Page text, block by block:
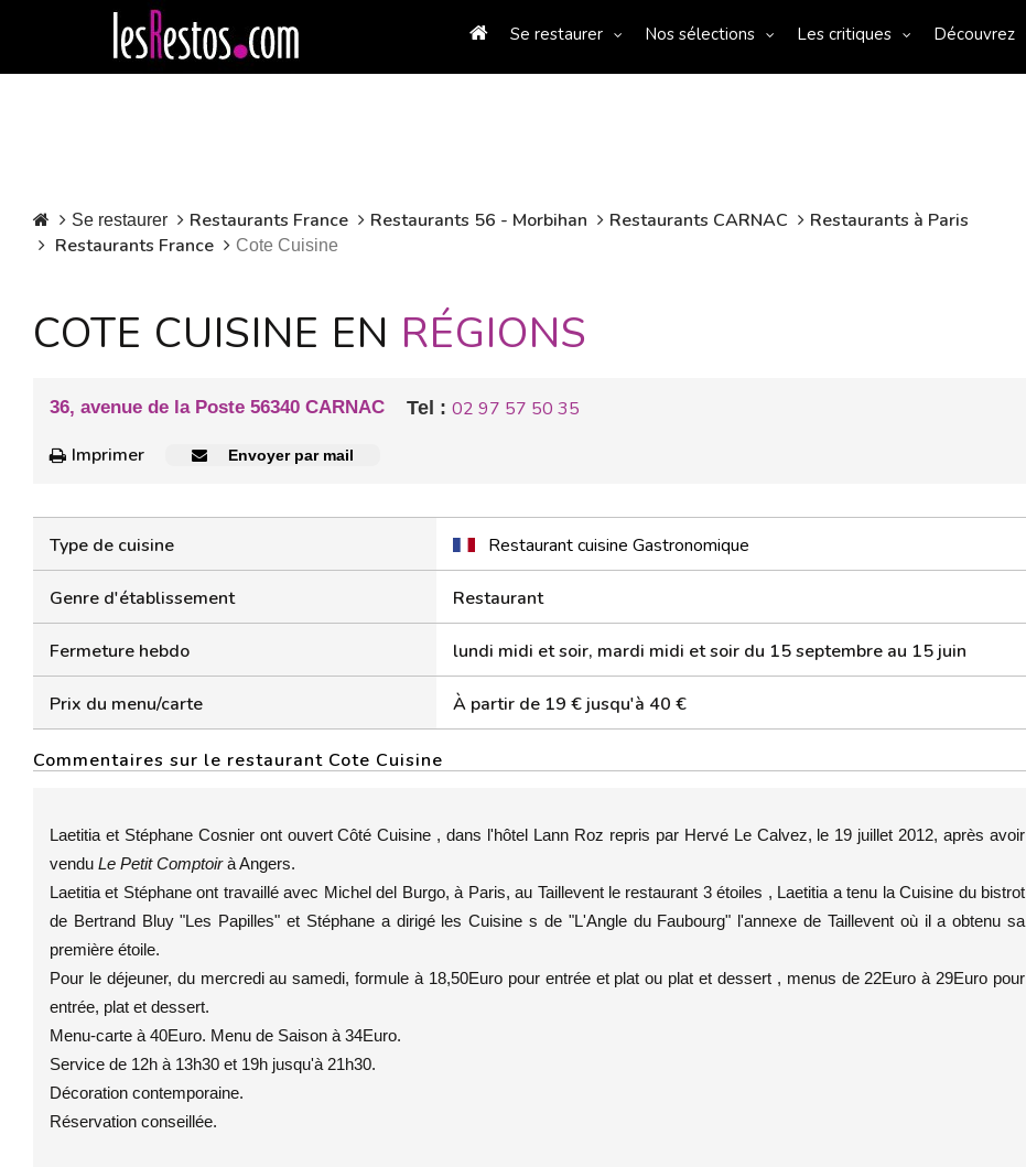
Se restaurer Nos sélections Les critiques Découvrez
Se restaurer Restaurants France Restaurants 56 - Morbihan Restaurants CARNAC
Restaurants à Paris
Restaurants France
Cote Cuisine
COTE CUISINE EN RÉGIONS
36, avenue de la Poste 56340 CARNAC Tel : 02 97 57 50 35
Imprimer
Envoyer par mail
Type de cuisine Restaurant cuisine Gastronomique
Genre d'établissement Restaurant
Fermeture hebdo lundi midi et soir, mardi midi et soir du 15 septembre au 15 juin
Prix du menu/carte À partir de 19 € jusqu'à 40 €
Commentaires sur le restaurant Cote Cuisine
Laetitia et Stéphane Cosnier ont ouvert Côté Cuisine , dans l'hôtel Lann Roz repris par Hervé Le Calvez, le 19 juillet 2012, après avoir
vendu Le Petit Comptoirà Angers.
Laetitia et Stéphane ont travaillé avec Michel del Burgo, à Paris, au Taillevent le restaurant 3 étoiles , Laetitia a tenu la Cuisine du bistrot
de Bertrand Bluy "Les Papilles" et Stéphane a dirigé les Cuisine s de "L'Angle du Faubourg" l'annexe de Taillevent où il a obtenu sa
première étoile.
Pour le déjeuner, du mercredi au samedi, formule à 18,50Euro pour entrée et plat ou plat et dessert , menus de 22Euro à 29Euro pour
entrée, plat et dessert.
Menu-carte à 40Euro. Menu de Saison à 34Euro.
Service de 12h à 13h30 et 19h jusqu'à 21h30.
Décoration contemporaine.
Réservation conseillée.